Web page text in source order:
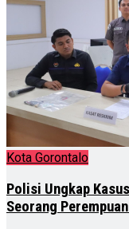
Kota Gorontalo
Polisi Ungkap
Seorang